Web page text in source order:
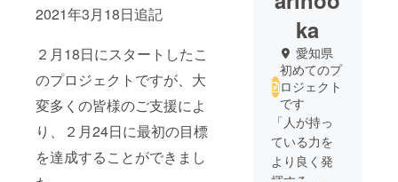
2021年3月18日追記
２月18日にスタートしたこ
のプロジェクトですが、大
変多くの皆様のご支援によ
り、２月24日に最初の目標
を達成することができまし
ka
愛知県
初めてのプ
ロジェクト
です
「人が持っ
ている力を
より良く発